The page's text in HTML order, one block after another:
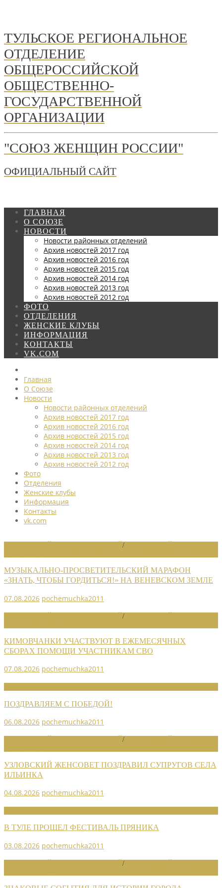
ТУЛЬСКОЕ РЕГИОНАЛЬНОЕ
ОТДЕЛЕНИЕ
ОБЩЕРОССИЙСКОЙ
ОБЩЕСТВЕННО-
ГОСУДАРСТВЕННОЙ
ОРГАНИЗАЦИИ
"СОЮЗ ЖЕНЩИН РОССИИ"
ОФИЦИАЛЬНЫЙ САЙТ
ГЛАВНАЯ
О СОЮЗЕ
НОВОСТИ
Новости районных отделений
Архив новостей 2017 год
Архив новостей 2016 год
Архив новостей 2015 год
Архив новостей 2014 год
Архив новостей 2013 год
Архив новостей 2012 год
ФОТО
ОТДЕЛЕНИЯ
ЖЕНСКИЕ КЛУБЫ
ИНФОРМАЦИЯ
КОНТАКТЫ
VK.COM
Главная
О Союзе
Новости
Новости районных отделений
Архив новостей 2017 год
Архив новостей 2016 год
Архив новостей 2015 год
Архив новостей 2014 год
Архив новостей 2013 год
Архив новостей 2012 год
Фото
Отделения
Женские клубы
Информация
Контакты
vk.com
/
МУЗЫКАЛЬНО-ПРОСВЕТИТЕЛЬСКИЙ МАРАФОН
«ЗНАТЬ, ЧТОБЫ ГОРДИТЬСЯ!» НА ВЕНЕВСКОМ ЗЕМЛЕ
07.08.2026 pochemuchka2011
/
КИМОВЧАНКИ УЧАСТВУЮТ В ЕЖЕМЕСЯЧНЫХ
СБОРАХ ПОМОЩИ УЧАСТНИКАМ СВО
07.08.2026 pochemuchka2011
ПОЗДРАВЛЯЕМ С ПОБЕДОЙ!
06.08.2026 pochemuchka2011
/
УЗЛОВСКИЙ ЖЕНСОВЕТ ПОЗДРАВИЛ СУПРУГОВ СЕЛА
ИЛЬИНКА
04.08.2026 pochemuchka2011
В ТУЛЕ ПРОШЕЛ ФЕСТИВАЛЬ ПРЯНИКА
03.08.2026 pochemuchka2011
/